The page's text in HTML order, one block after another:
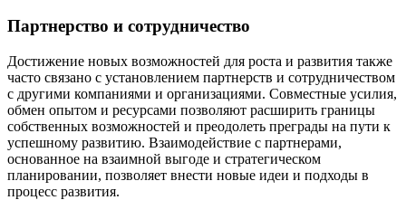
Партнерство и сотрудничество
Достижение новых возможностей для роста и развития также
часто связано с установлением партнерств и сотрудничеством
с другими компаниями и организациями. Совместные усилия,
обмен опытом и ресурсами позволяют расширить границы
собственных возможностей и преодолеть преграды на пути к
успешному развитию. Взаимодействие с партнерами,
основанное на взаимной выгоде и стратегическом
планировании, позволяет внести новые идеи и подходы в
процесс развития.